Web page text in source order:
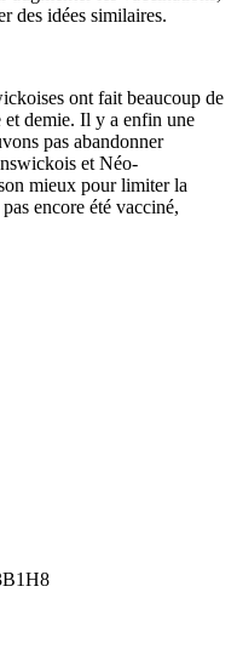
des idées similaires.
ont fait beaucoup de
et demie. Il y a enfin une
pas abandonner
et Néo-
mieux pour limiter la
encore été vacciné,